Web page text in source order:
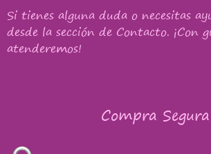
Si tienes alguna duda o necesitas
desde la sección de Contacto. ¡Con
atenderemos!
Compra Segura